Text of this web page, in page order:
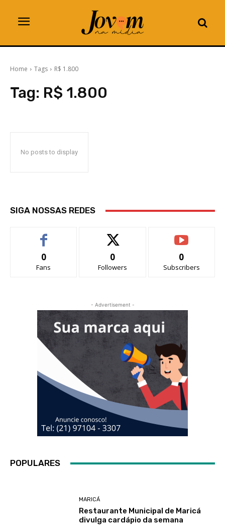
Home Tags R$ 1.800
Tag: R$ 1.800
No posts to display
SIGA NOSSAS REDES
0
Fans
0
Followers
0
Subscribers
- Advertisement -
POPULARES
MARICÁ
Restaurante Municipal de Maricá
divulga cardápio da semana